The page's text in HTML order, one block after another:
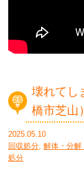
壊れてし
橋市芝山）
2025.05.10
回収処分, 解体・分解
処分